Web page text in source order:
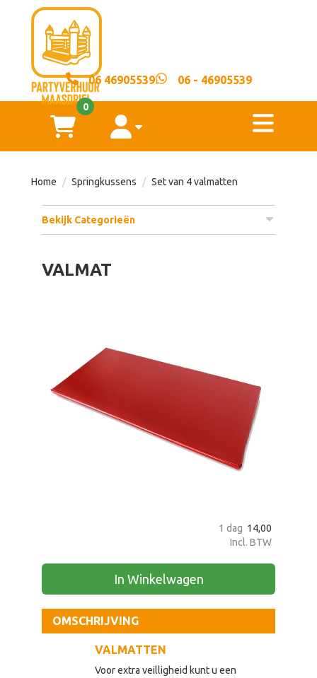
06 46905539 06 - 46905539
winkelwagen
0
account
sluiten
Home
Springkussens
Contact
Home Springkussens Set van 4 valmatten
Bekijk Categorieën
VALMAT
1 dag 14,00
Incl. BTW
In Winkelwagen
OMSCHRIJVING
VALMATTEN
Voor extra veilligheid kunt u een